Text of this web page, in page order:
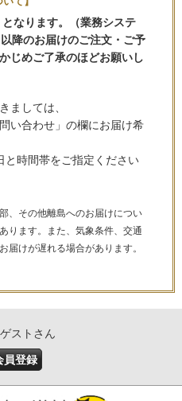
なります。（業務システ
降のお届けのご注文・ご予
じめご了承のほどお願いし
ましては、
い合わせ」の欄にお届け希
と時間帯をご指定ください
その他離島へのお届けについ
ります。また、気象条件、交通
届けが遅れる場合があります。
ストさん
員登録